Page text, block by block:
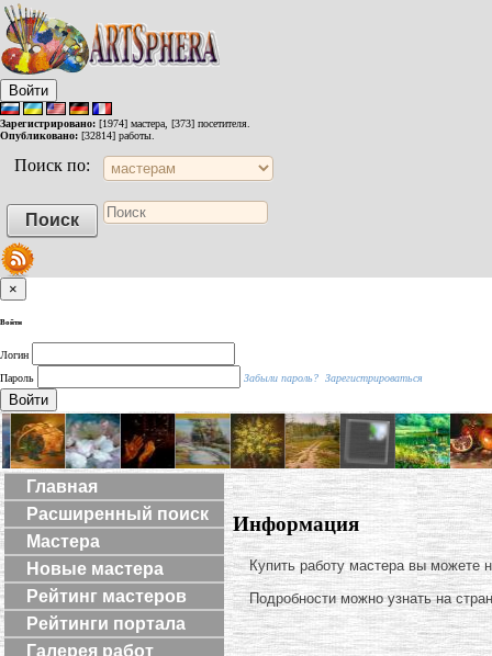
Войти
Зарегистрировано: [1974] мастера, [373] посетителя.
Опубликовано: [32814] работы.
Поиск по:
×
Войти
Логин
Пароль
Забыли пароль? Зарегистрироваться
Войти
Главная
Расширенный поиск
Мастера
Новые мастера
Рейтинг мастеров
Рейтинги портала
Галерея работ
Информация
Купить работу мастера вы можете
Подробности можно узнать на